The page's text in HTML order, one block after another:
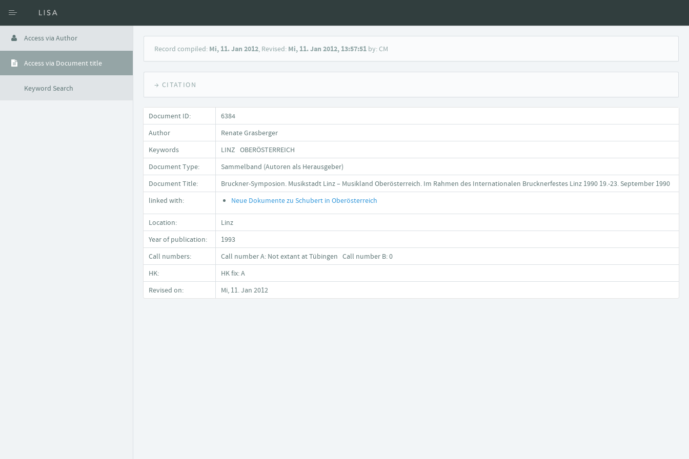
Access via Author
Access via Document title
Keyword Search
Record compiled: Mi, 11. Jan 2012, Revised: Mi, 11. Jan 2012, 13:57:51 by: CM
→ CITATION
Document ID:
6384
Author
Renate Grasberger
Keywords
LINZ OBERÖSTERREICH
Document Type:
Sammelband (Autoren als Herausgeber)
Document Title:
Bruckner-Symposion. Musikstadt Linz – Musikland Oberösterreich. Im Rahmen des Internationalen Brucknerfestes Linz 1990 19.-23. September 1990
linked with:
Neue Dokumente zu Schubert in Oberösterreich
Location:
Linz
Year of publication:
1993
Call numbers:
Call number A: Not extant at Tübingen Call number B: 0
HK:
HK fix: A
Revised on:
Mi, 11. Jan 2012